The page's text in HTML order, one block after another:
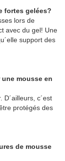
fortes gelées?
lors de
avec du gel! Une
support des
mousse en
c´est
protégés des
de mousse